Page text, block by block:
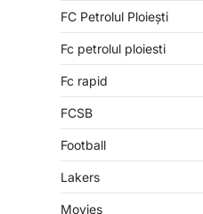
FC Petrolul Ploiești
Fc petrolul ploiesti
Fc rapid
FCSB
Football
Lakers
Movies